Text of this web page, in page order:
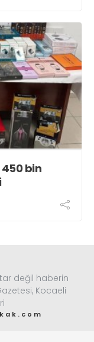
değil haberin
Kocaeli